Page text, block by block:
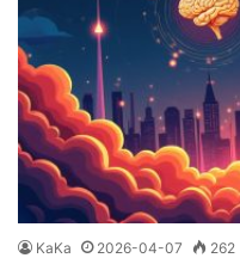
KaKa 2026-04-07 262